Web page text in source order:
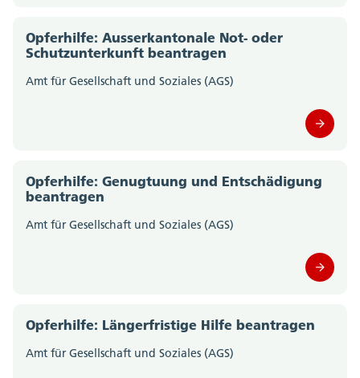
Amt für Wirtschaft und Arbeit (0)
Departement des Innern; Departementssekretariat
Departement für Bildung und Kultur;
Motorfahrzeugkontrolle (0)
Opferhilfe: Ausserkantonale Not- oder
Schutzunterkunft beantragen
Amt für Gesellschaft und Soziales (AGS)
Opferhilfe: Genugtuung und Entschädigung
beantragen
Amt für Gesellschaft und Soziales (AGS)
Opferhilfe: Längerfristige Hilfe beantragen
Amt für Gesellschaft und Soziales (AGS)